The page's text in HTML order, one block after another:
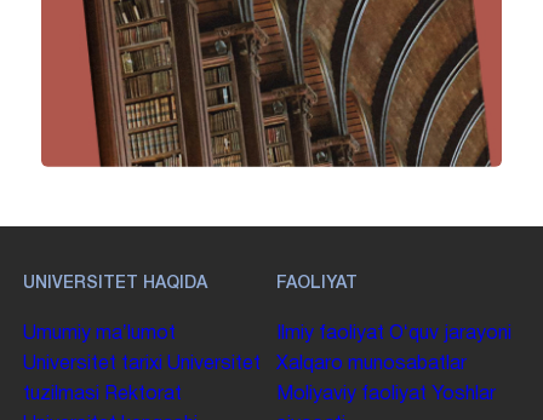
UNIVERSITET HAQIDA
Umumiy maʼlumot
Universitet tarixi Universitet
tuzilmasi
Rektorat
FAOLIYAT
Ilmiy faoliyat Oʻquv jarayoni
Xalqaro munosabatlar
Moliyaviy faoliyat Yoshlar